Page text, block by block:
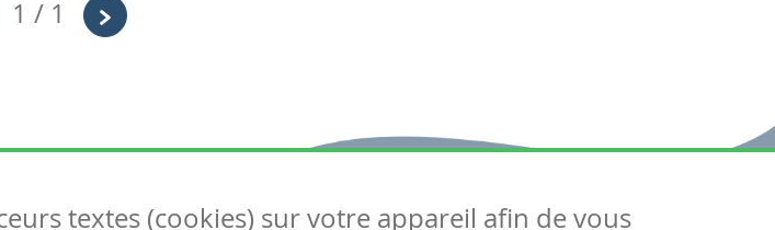
1 / 1
Suivez-nous
textes (cookies) sur votre appareil afin de vous